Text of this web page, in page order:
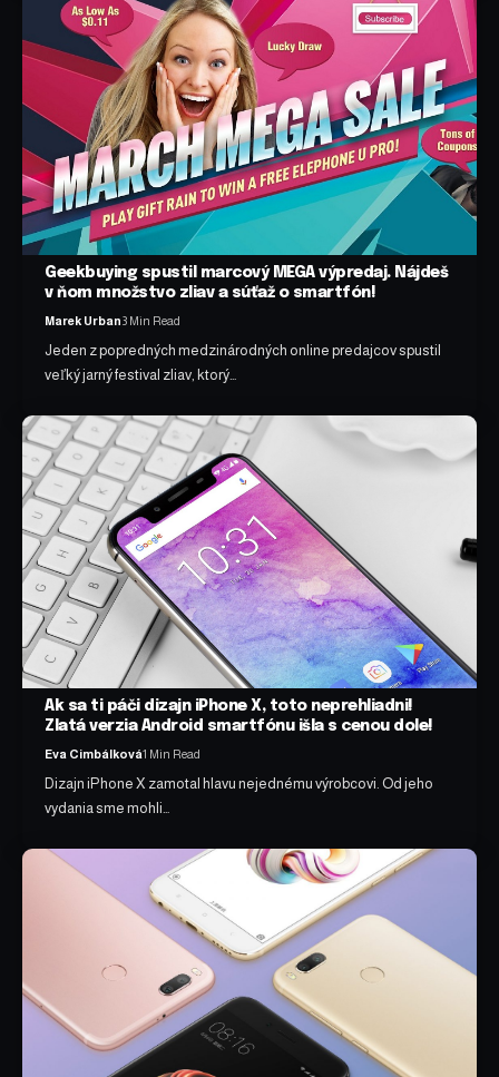
Geekbuying spustil marcový MEGA výpredaj. Nájdeš
v ňom množstvo zliav a súťaž o smartfón!
Marek Urban3 Min Read
Jeden z popredných medzinárodných online predajcov spustil
veľký jarný festival zliav, ktorý…
Ak sa ti páči dizajn iPhone X, toto neprehliadni!
Zlatá verzia Android smartfónu išla s cenou dole!
Eva Cimbálková1 Min Read
Dizajn iPhone X zamotal hlavu nejednému výrobcovi. Od jeho
vydania sme mohli…